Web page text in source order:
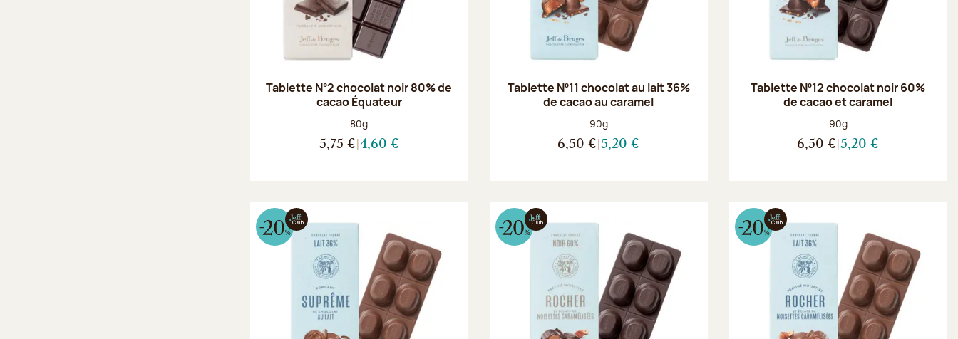
Tablette N°2 chocolat noir 80% de
cacao Équateur
Poids net :
80g
5,75 € 4,60 €
Tablette Nº11 chocolat au lait 36%
de cacao au caramel
Poids net :
90g
6,50 € 5,20 €
Tablette Nº12 chocolat noir 60%
de cacao et caramel
Poids net :
90g
6,50 € 5,20 €